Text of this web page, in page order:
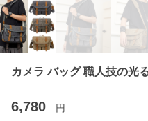
カメラ バッグ 職人技の光
6,780 円